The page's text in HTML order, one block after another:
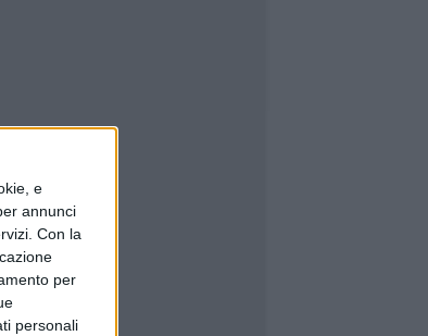
e
annunci
Con la
per
personali